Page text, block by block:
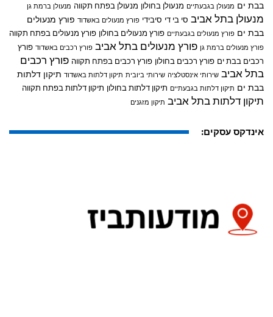
בבת ים מנעולן בגבעתיים מנעולן בחולון מנעולן בפתח תקווה מנעולן ברמת גן
מנעולן בתל אביב סי בי די סיבידי פורץ מנעולים באשדוד פורץ מנעולים
בבת ים פורץ מנעולים בגבעתיים פורץ מנעולים בחולון פורץ מנעולים בפתח תקווה
פורץ מנעולים ברמת גן פורץ מנעולים בתל אביב פורץ רכבים באשדוד פורץ
רכבים בבת ים פורץ רכבים בחולון פורץ רכבים בפתח תקווה פורץ רכבים
בתל אביב שירותי אינסטלציה שירותי ביובית תיקון דלתות באשדוד תיקון דלתות
בבת ים תיקון דלתות בגבעתיים תיקון דלתות בחולון תיקון דלתות בפתח תקווה
תיקון דלתות בתל אביב תיקון מזגנים
אינדקס עסקים: